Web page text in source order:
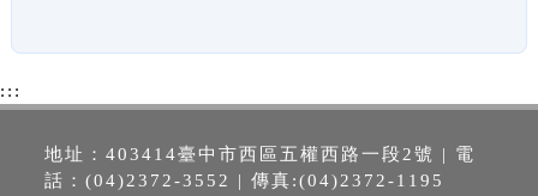
:::
地址：403414臺中市西區五權西路一段2號 | 電
話：(04)2372-3552 | 傳真:(04)2372-1195